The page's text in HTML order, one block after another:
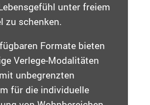
unter freiem
zu schenken.
Formate bieten
Verlege-Modalitäten
unbegrenzten
für die individuelle